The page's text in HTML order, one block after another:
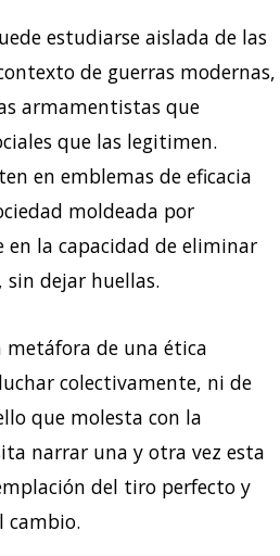
estudiarse aislada de las
de guerras modernas,
armamentistas que
que las legitimen.
en emblemas de eficacia
moldeada por
en la capacidad de eliminar
dejar huellas.
metáfora de una ética
colectivamente, ni de
que molesta con la
narrar una y otra vez esta
del tiro perfecto y
cambio.